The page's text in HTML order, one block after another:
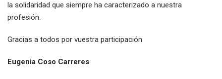
la solidaridad que siempre ha caracterizado a nuestra
profesión.
Gracias a todos por vuestra participación
Eugenia Coso Carreres